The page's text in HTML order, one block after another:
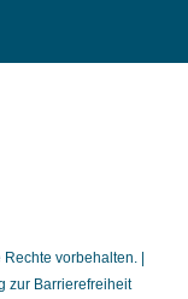
vorbehalten. |
zur Barrierefreiheit